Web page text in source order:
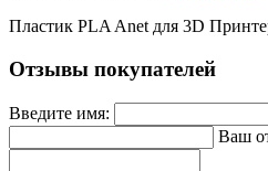
Пластик PLA Anet для 3D
Отзывы покупателей
Введите имя:
Ваш